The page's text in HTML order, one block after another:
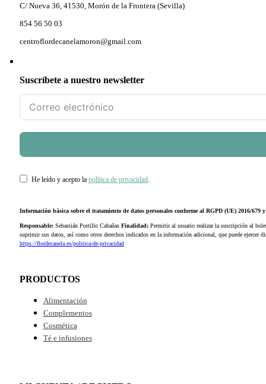
C/ Nueva 36, 41530, Morón de la Frontera (Sevilla)
854 56 50 03
centroflordecanelamoron@gmail.com
Suscríbete a nuestro newsletter
He leído y acepto la política de privacidad.
Información básica sobre el tratamiento de datos personales conforme al RGPD (UE) 2016/679
Responsable:Sebastián Portillo Cabañas Finalidad:Permitir al usuario realizar la suscripción al
suprimir sus datos, así como otros derechos indicados en la información adicional, que puede
https://flordecanela.es/politica-de-privacidad
PRODUCTOS
Alimentación
Complementos
Cosmética
Té e infusiones